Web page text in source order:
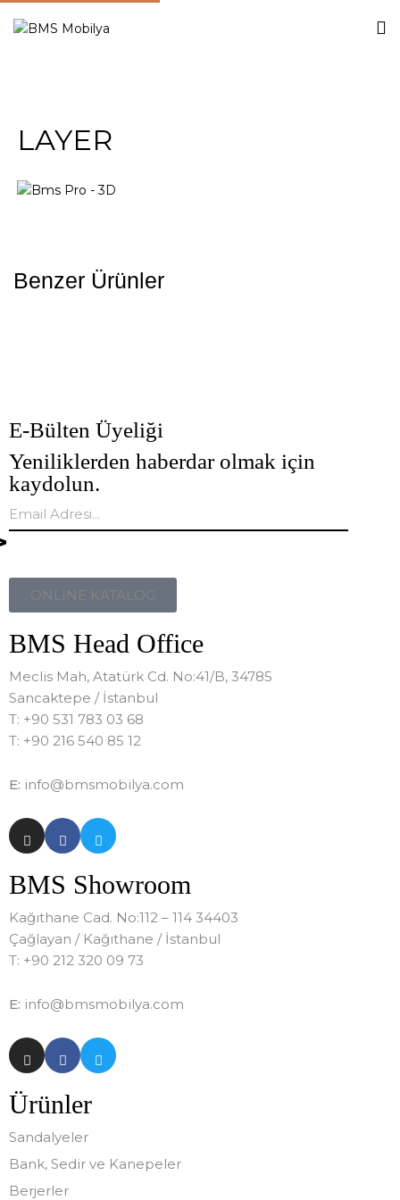
LAYER
Benzer Ürünler
E-Bülten Üyeliği
Yeniliklerden haberdar olmak için
kaydolun.
ONLINE KATALOG
BMS Head Office
Meclis Mah, Atatürk Cd. No:41/B, 34785
Sancaktepe / İstanbul
T: +90 531 783 03 68
T: +90 216 540 85 12
E: info@bmsmobilya.com
BMS Showroom
Kağıthane Cad. No:112 – 114 34403
Çağlayan / Kağıthane / İstanbul
T: +90 212 320 09 73
E: info@bmsmobilya.com
Ürünler
Sandalyeler
Bank, Sedir ve Kanepeler
Berjerler